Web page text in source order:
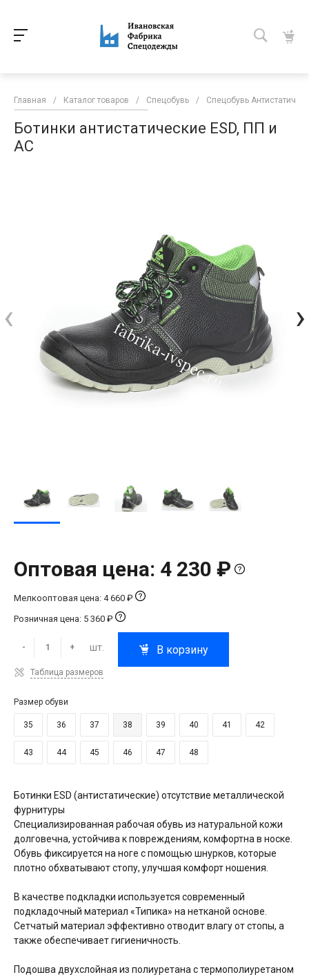
Главная / Каталог товаров / Спецобувь / Спецобувь
Ботинки антистатические ESD, ПП и
АС
‹ ›
Оптовая цена: 4 230 ₽
Мелкооптовая цена: 4 660 ₽
Розничная цена: 5 360 ₽
- + шт. В корзину
Таблица размеров
Размер обуви
35 36 37 38 39 40 41 42
43 44 45 46 47 48
Ботинки ESD (антистатические) отсутствие металлической
фурнитуры
Специализированная рабочая обувь из натуральной кожи
долговечна, устойчива к повреждениям, комфортна в носке.
Обувь фиксируется на ноге с помощью шнурков, которые
плотно обхватывают стопу, улучшая комфорт ношения.
В качестве подкладки используется современный
подкладочный материал «Типика» на нетканой основе.
Сетчатый материал эффективно отводит влагу от стопы, а
также обеспечивает гигиеничность.
Подошва двухслойная из полиуретана с термополиуретаном